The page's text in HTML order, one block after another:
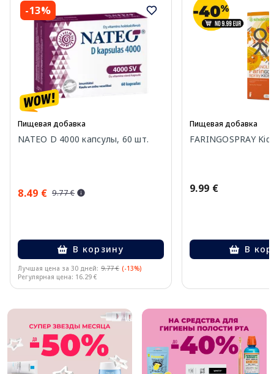
-13%
Пищевая добавка
NATEO D 4000 капсулы, 60 шт.
8.49 € 9.77 €
В корзину
Лучшая цена за 30 дней: 9.77 € (-13%)
Регулярная цена: 16.29 €
Пищевая добавка
FARINGOSPRAY
9.99 €
В